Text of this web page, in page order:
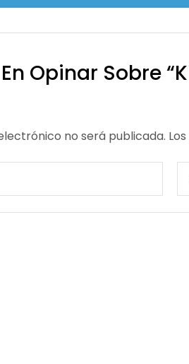
Opinar Sobre
no será publicada.